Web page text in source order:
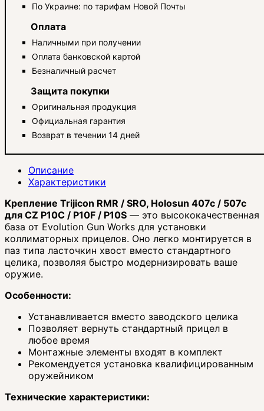
По Украине: по тарифам Новой Почты
Оплата
Наличными при получении
Оплата банковской картой
Безналичный расчет
Защита покупки
Оригинальная продукция
Официальная гарантия
Возврат в течении 14 дней
Описание
Характеристики
Крепление Trijicon RMR / SRO, Holosun 407c / 507c
для CZ P10C / P10F / P10S — это высококачественная
база от Evolution Gun Works для установки
коллиматорных прицелов. Оно легко монтируется в
паз типа ласточкин хвост вместо стандартного
целика, позволяя быстро модернизировать ваше
оружие.
Особенности:
Устанавливается вместо заводского целика
Позволяет вернуть стандартный прицел в
любое время
Монтажные элементы входят в комплект
Рекомендуется установка квалифицированным
оружейником
Технические характеристики: